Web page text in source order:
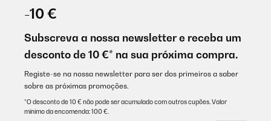
Artikel-Versand. Die Filter tun das was sie sollen und lassen sich
leicht wechseln. Kaufe sie regelmäßig.
-10 €
Subscreva a nossa newsletter e receba um
desconto de 10 €* na sua próxima compra.
Registe-se na nossa newsletter para ser dos primeiros a saber
sobre as próximas promoções.
*O desconto de 10 € não pode ser acumulado com outros cupões. Valor
mínimo da encomenda: 100 €.